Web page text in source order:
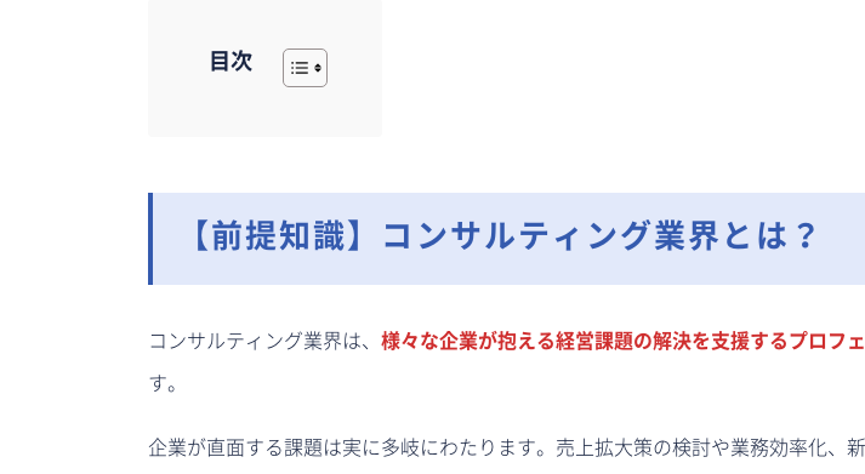
目次
【前提知識】コンサルティング業界とは？
コンサルティング業界は、 様々な企業が抱える経営課題の解決を支援するプロフ
す。
企業が直面する課題は実に多岐にわたります。売上拡大策の検討や業務効率化、